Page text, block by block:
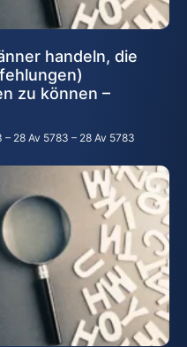
handeln, die
zu können –
– 28 Av 5783 – 28 Av 5783